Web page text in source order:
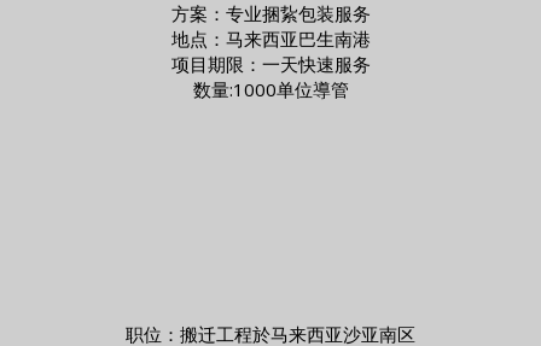
方案：专业捆紥包装服务
地点：马来西亚巴生南港
项目期限：一天快速服务
数量:1000单位導管
职位：搬迁工程於马来西亚沙亚南区